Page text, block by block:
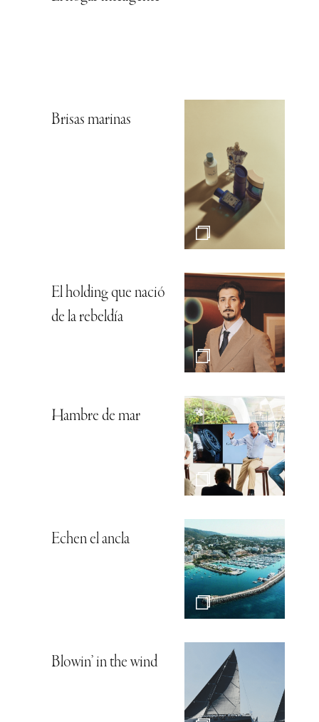
Brisas marinas
El holding que nació
de la rebeldía
Hambre de mar
Echen el ancla
Blowin’ in the wind